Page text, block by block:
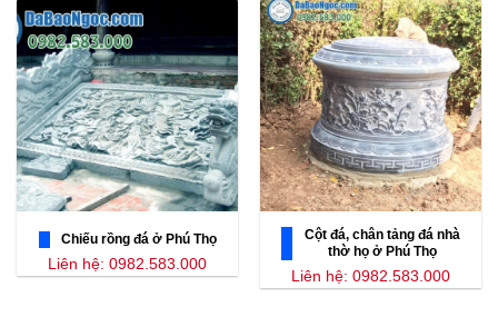
Chiếu rồng đá ở Phú Thọ
Liên hệ: 0982.583.000
Cột đá, chân tảng đá nhà
thờ họ ở Phú Thọ
Liên hệ: 0982.583.000